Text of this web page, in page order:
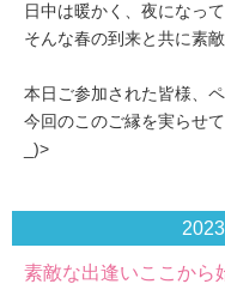
日中は暖かく、夜になっ
そんな春の到来と共に素
本日ご参加された皆様、
今回のこのご縁を実らせ
_)>
素敵な出逢いここから